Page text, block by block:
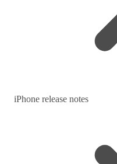
iPhone release notes